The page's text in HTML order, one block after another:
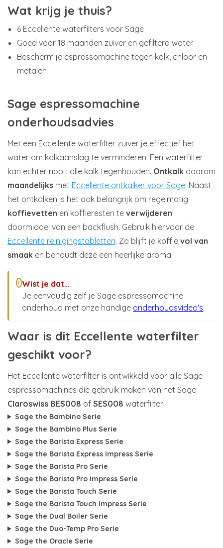
Wat krijg je thuis?
6 Eccellente waterfilters voor Sage
Goed voor 18 maanden zuiver en gefilterd water
Bescherm je espressomachine tegen kalk, chloor en
metalen
Sage espressomachine
onderhoudsadvies
Met een Eccellente waterfilter zuiver je effectief het
water om kalkaanslag te verminderen. Een waterfilter
kan echter nooit alle kalk tegenhouden. Ontkalk daarom
maandelijks met Eccellente ontkalker voor Sage. Naast
het ontkalken is het ook belangrijk om regelmatig
koffievetten en koffieresten te verwijderen
doormiddel van een backflush. Gebruik hiervoor de
Eccellente reinigingstabletten. Zo blijft je koffie vol van
smaak en behoudt deze een heerlijke aroma.
i Wist je dat…
Je eenvoudig zelf je Sage espressomachine
onderhoud met onze handige onderhoudsvideo's.
Waar is dit Eccellente waterfilter
geschikt voor?
Het Eccellente waterfilter is ontwikkeld voor alle Sage
espressomachines die gebruik maken van het Sage
Claroswiss BES008 of SES008 waterfilter.
Sage the Bambino Serie
Sage the Bambino Plus Serie
Sage the Barista Express Serie
Sage the Barista Express Impress Serie
Sage the Barista Pro Serie
Sage the Barista Pro Impress Serie
Sage the Barista Touch Serie
Sage the Barista Touch Impress Serie
Sage the Dual Boiler Serie
Sage the Duo-Temp Pro Serie
Sage the Oracle Serie